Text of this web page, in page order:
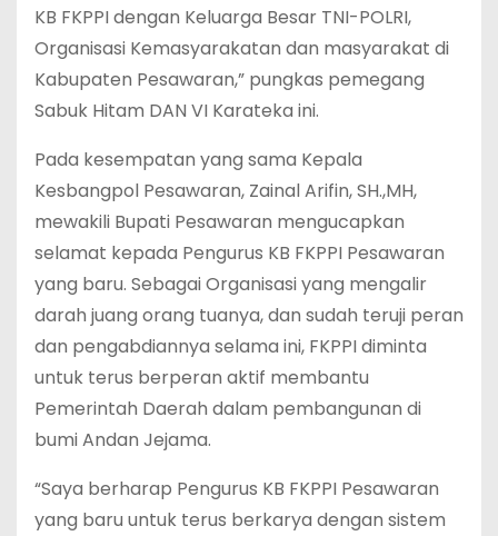
KB FKPPI dengan Keluarga Besar TNI-POLRI,
Organisasi Kemasyarakatan dan masyarakat di
Kabupaten Pesawaran,” pungkas pemegang
Sabuk Hitam DAN VI Karateka ini.
Pada kesempatan yang sama Kepala
Kesbangpol Pesawaran, Zainal Arifin, SH.,MH,
mewakili Bupati Pesawaran mengucapkan
selamat kepada Pengurus KB FKPPI Pesawaran
yang baru. Sebagai Organisasi yang mengalir
darah juang orang tuanya, dan sudah teruji peran
dan pengabdiannya selama ini, FKPPI diminta
untuk terus berperan aktif membantu
Pemerintah Daerah dalam pembangunan di
bumi Andan Jejama.
“Saya berharap Pengurus KB FKPPI Pesawaran
yang baru untuk terus berkarya dengan sistem